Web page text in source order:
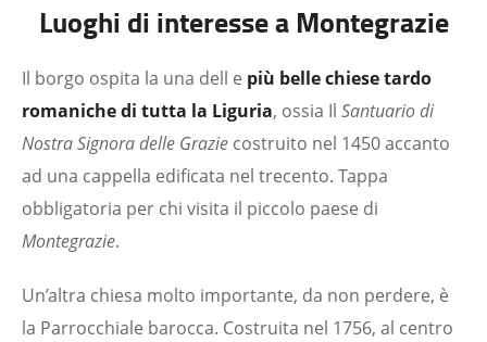
Luoghi di interesse a Montegrazie
Il borgo ospita la una dell e più belle chiese tardo
romaniche di tutta la Liguria, ossia Il Santuario di
Nostra Signora delle Grazie costruito nel 1450 accanto
ad una cappella edificata nel trecento. Tappa
obbligatoria per chi visita il piccolo paese di
Montegrazie.
Un’altra chiesa molto importante, da non perdere, è
la Parrocchiale barocca. Costruita nel 1756, al centro